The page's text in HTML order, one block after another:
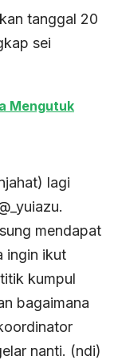
tanggal 20
sei
Mengutuk
lagi
mendapat
ingin ikut
kumpul
bagaimana
nanti. (ndi)